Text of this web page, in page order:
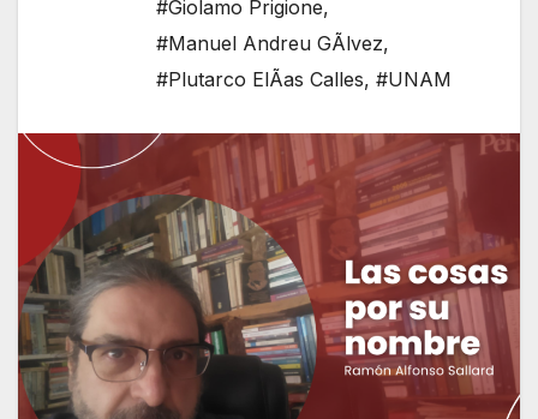
#Giolamo Prigione,
#Manuel Andreu GÃlvez,
#Plutarco ElÃas Calles, #UNAM